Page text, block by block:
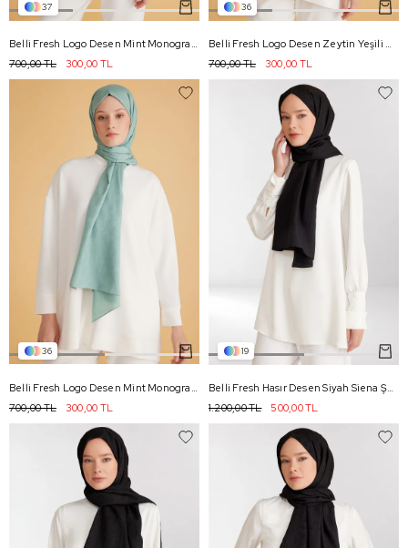
37
Belli Fresh Logo Desen Mint Monogram Şal 3 - 84
300,00 TL
700,00 TL
36
Belli Fresh Logo Desen Zeytin Yeşili Monogram Şal 2 - 85
300,00 TL
700,00 TL
36
300,00 TL
700,00 TL
19
500,00 TL
1.200,00 TL